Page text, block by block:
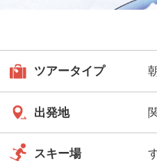
ツアータイプ
出発地
スキー場